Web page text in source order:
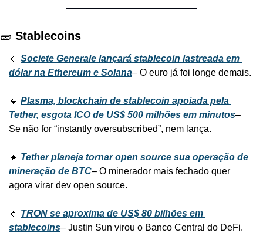
🧱 Stablecoins
🔹 Societe Generale lançará stablecoin lastreada em
dólar na Ethereum e Solana– O euro já foi longe demais.
🔹 Plasma, blockchain de stablecoin apoiada pela
Tether, esgota ICO de US$ 500 milhões em minutos–
Se não for “instantly oversubscribed”, nem lança.
🔹 Tether planeja tornar open source sua operação de
mineração de BTC– O minerador mais fechado quer
agora virar dev open source.
🔹 TRON se aproxima de US$ 80 bilhões em
stablecoins– Justin Sun virou o Banco Central do DeFi.